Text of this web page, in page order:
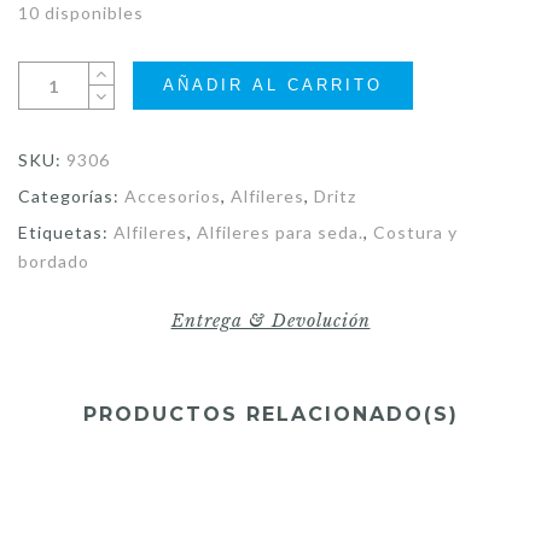
10 disponibles
AÑADIR AL CARRITO
SKU: 9306
Categorías: Accesorios, Alfileres, Dritz
Etiquetas: Alfileres, Alfileres para seda., Costura y
bordado
Entrega & Devolución
PRODUCTOS RELACIONADO(S)